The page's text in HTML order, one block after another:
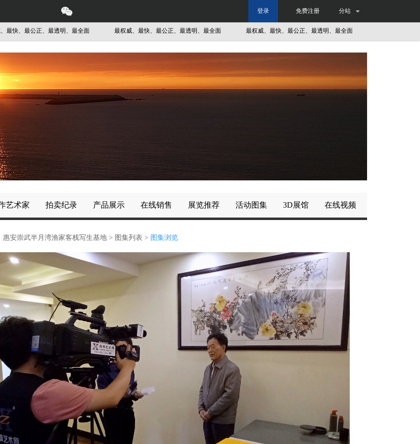
分站
免费注册
登录
最公正、最透明、最全面 最权威、最快、最公正、最透明、最全面 最权威、最快、最公正、最透明、最全面
艺术家 拍卖纪录 产品展示 在线销售 展览推荐 活动图集 3D展馆 在线视频
惠安崇武半月湾渔家客栈写生基地 > 图集列表 > 图集浏览